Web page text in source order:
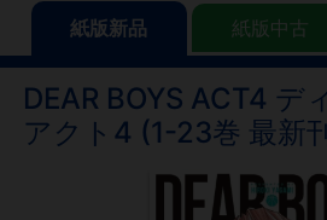
紙版新品 紙版中古
DEAR BOYS ACT4 デ
アクト4 (1-23巻 最新